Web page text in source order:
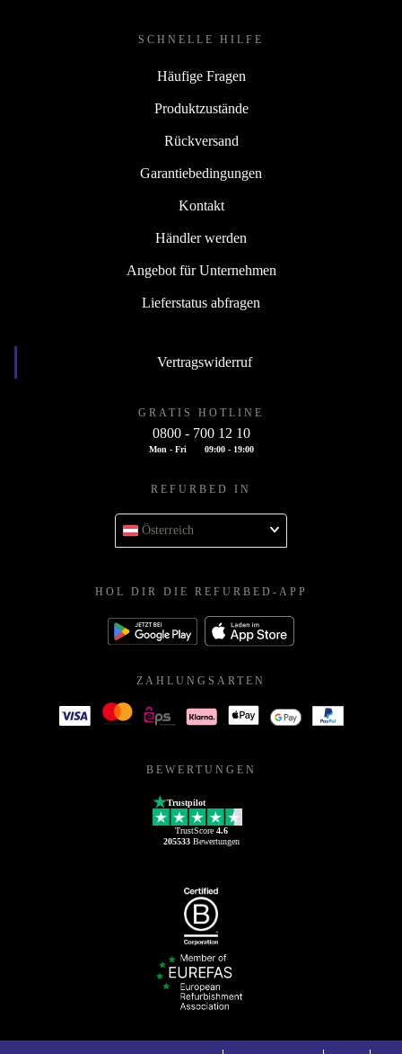
SCHNELLE HILFE
Häufige Fragen
Produktzustände
Rückversand
Garantiebedingungen
Kontakt
Händler werden
Angebot für Unternehmen
Lieferstatus abfragen
Vertragswiderruf
GRATIS HOTLINE
0800 - 700 12 10
Mon - Fri 09:00 - 19:00
REFURBED IN
Österreich
HOL DIR DIE REFURBED-APP
ZAHLUNGSARTEN
BEWERTUNGEN
Trustpilot
TrustScore 4.6
205533Bewertungen